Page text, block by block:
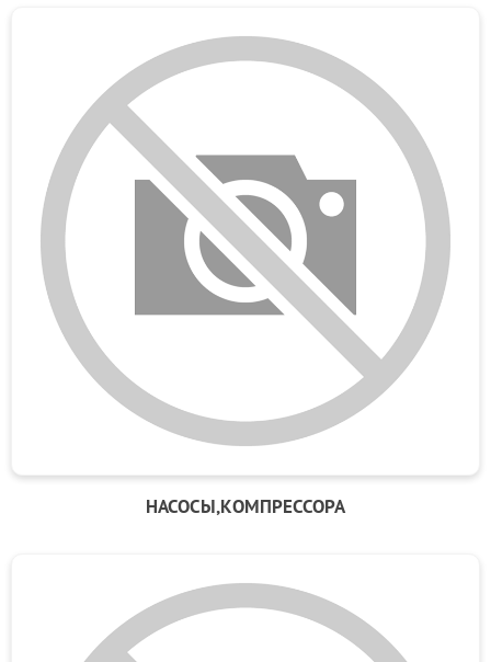
НАСОСЫ,КОМПРЕССОРА